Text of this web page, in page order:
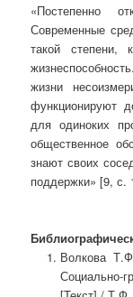
«Постепенно
Современные
такой степени,
жизни
функционируют
для одиноких
общественное
знают своих
поддержки» [9, с.
Волкова
Социально-